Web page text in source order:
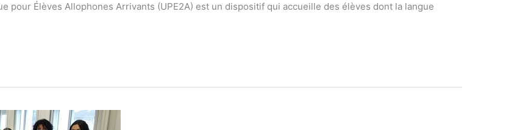
pour Élèves Allophones Arrivants (UPE2A) est un dispositif qui accueille des élèves dont la langue